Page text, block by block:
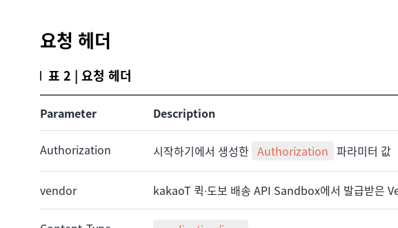
요청 헤더
표 2 | 요청 헤더
Parameter Description
Authorization 시작하기에서 생성한 Authorization 파라미터 값
vendor kakaoT 퀵∙도보 배송 API Sandbox에서 발급받은